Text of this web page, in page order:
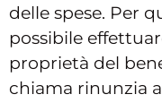
delle spese. Per
possibile
proprietà del
chiama rinunzia